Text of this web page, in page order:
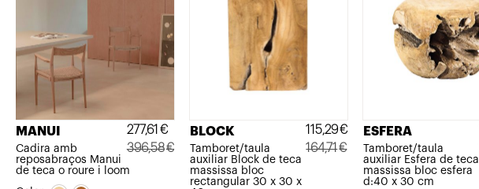
MANUI
Cadira amb
reposabraços Manui
de teca o roure i loom
396,58€
277,61 € BLOCK
Tamboret/taula
auxiliar Block de teca
massissa bloc
rectangular 30 x 30 x
164,71€
115,29€ ESFERA
Tamboret/taula
auxiliar Esfera de teca
massissa bloc esfera
d:40 x 30 cm